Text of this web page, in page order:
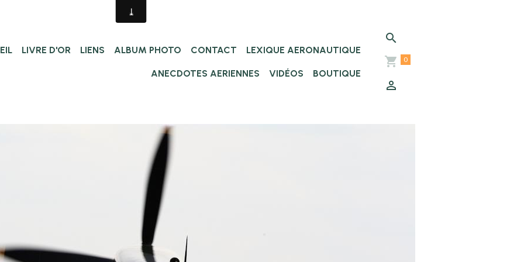
LIVRE D'OR LIENS ALBUM PHOTO CONTACT LEXIQUE AERONAUTIQUE
ANECDOTES AERIENNES VIDÉOS BOUTIQUE
0